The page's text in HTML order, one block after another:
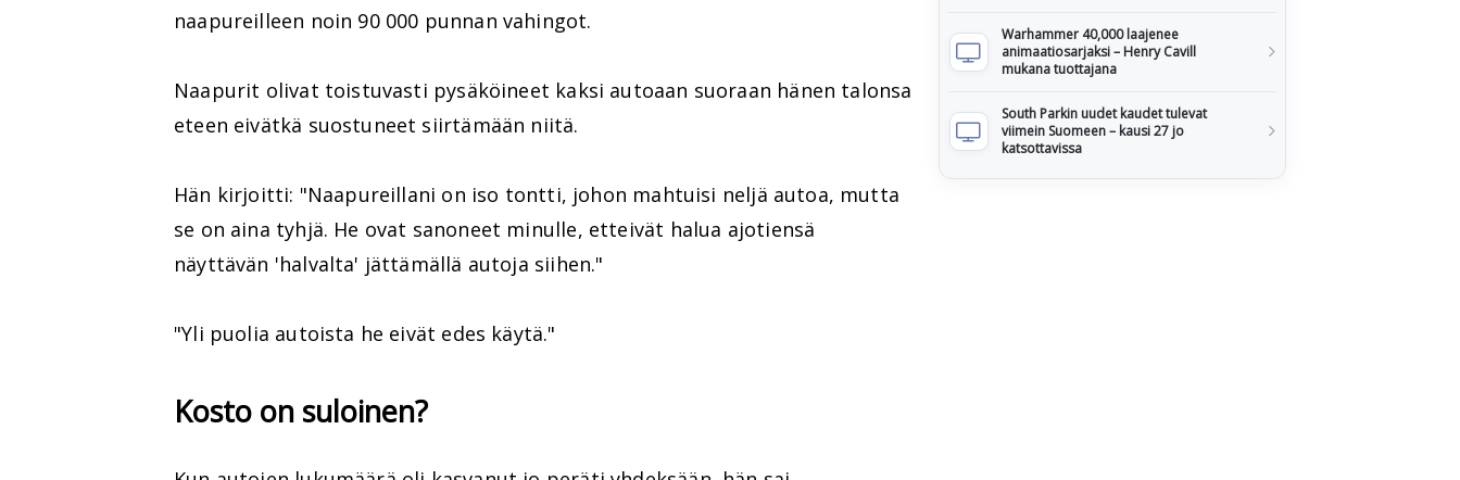
naapureilleen noin 90 000 punnan vahingot.
Naapurit olivat toistuvasti pysäköineet kaksi autoaan suoraan hänen talonsa
eteen eivätkä suostuneet siirtämään niitä.
Hän kirjoitti: "Naapureillani on iso tontti, johon mahtuisi neljä autoa, mutta
se on aina tyhjä. He ovat sanoneet minulle, etteivät halua ajotiensä
näyttävän 'halvalta' jättämällä autoja siihen."
"Yli puolia autoista he eivät edes käytä."
Kosto on suloinen?
Warhammer 40,000 laajenee
animaatiosarjaksi – Henry Cavill
mukana tuottajana
South Parkin uudet kaudet tulevat
viimein Suomeen – kausi 27 jo
katsottavissa